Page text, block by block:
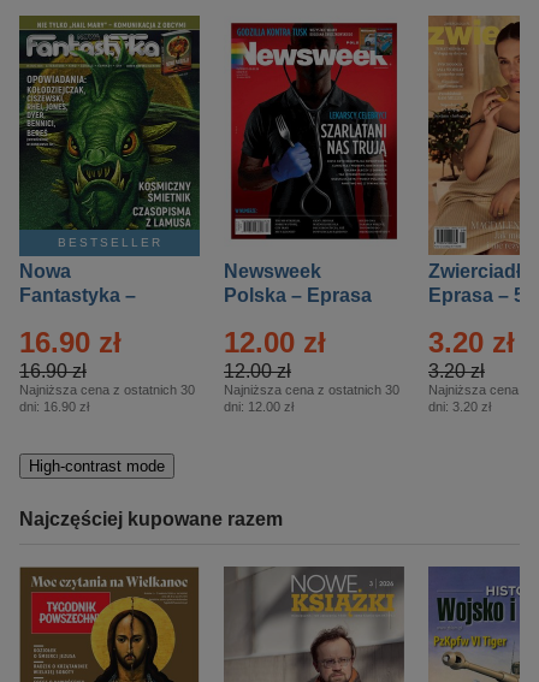
BESTSELLER
Nowa
Fantastyka –
16.90 zł
16.90 zł
Najniższa cena z ostatnich 30
dni: 16.90 zł
Newsweek
Polska – Eprasa
12.00 zł
12.00 zł
Najniższa cena z ostatnich 30
dni: 12.00 zł
Zwierciadło
Eprasa – 5/
3.20 zł
3.20 zł
Najniższa cena z
dni: 3.20 zł
High-contrast mode
Najczęściej kupowane razem